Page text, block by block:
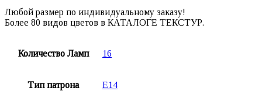
Любой размер по индивидуальному заказу!
Более 80 видов цветов в КАТАЛОГЕ ТЕКСТУР.
Количество Ламп 16
Тип патрона E14